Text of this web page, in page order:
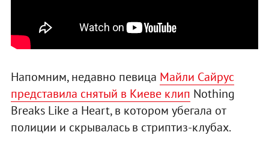
Напомним, недавно певица Майли Сайрус
представила снятый в Киеве клип Nothing
Breaks Like a Heart, в котором убегала от
полиции и скрывалась в стриптиз-клубах.